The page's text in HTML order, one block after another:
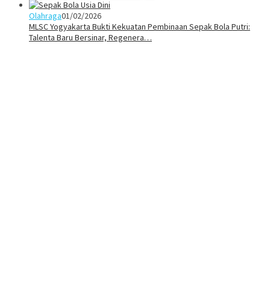
Olahraga01/02/2026
MLSC Yogyakarta Bukti Kekuatan Pembinaan Sepak Bola Putri:
Talenta Baru Bersinar, Regenera…